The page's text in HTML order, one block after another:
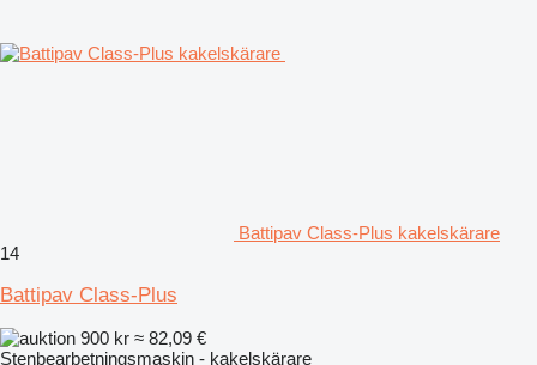
Battipav Class-Plus kakelskärare
14
Battipav Class-Plus
900 kr ≈ 82,09 €
Stenbearbetningsmaskin - kakelskärare